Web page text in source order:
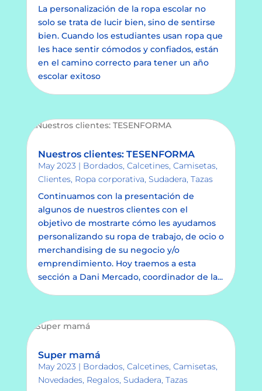
La personalización de la ropa escolar no
solo se trata de lucir bien, sino de sentirse
bien. Cuando los estudiantes usan ropa que
les hace sentir cómodos y confiados, están
en el camino correcto para tener un año
escolar exitoso
Nuestros clientes: TESENFORMA
May 2023 | Bordados, Calcetines, Camisetas,
Clientes, Ropa corporativa, Sudadera, Tazas
Continuamos con la presentación de
algunos de nuestros clientes con el
objetivo de mostrarte cómo les ayudamos
personalizando su ropa de trabajo, de ocio o
merchandising de su negocio y/o
emprendimiento. Hoy traemos a esta
sección a Dani Mercado, coordinador de la...
Super mamá
May 2023 | Bordados, Calcetines, Camisetas,
Novedades, Regalos, Sudadera, Tazas